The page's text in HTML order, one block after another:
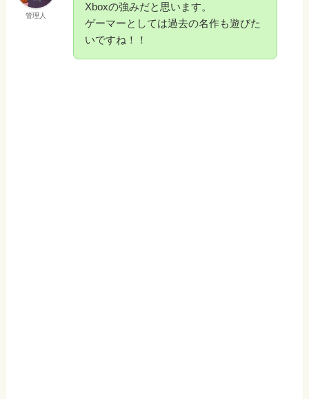
管理人
Xboxの強みだと思います。
ゲーマーとしては過去の名作も遊びた
いですね！！